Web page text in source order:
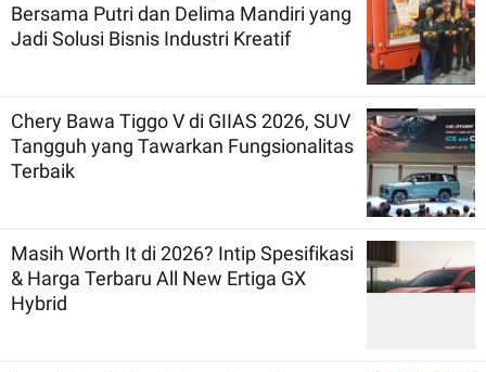
Bersama Putri dan Delima Mandiri yang
Jadi Solusi Bisnis Industri Kreatif
Chery Bawa Tiggo V di GIIAS 2026, SUV
Tangguh yang Tawarkan Fungsionalitas
Terbaik
Masih Worth It di 2026? Intip Spesifikasi
& Harga Terbaru All New Ertiga GX
Hybrid